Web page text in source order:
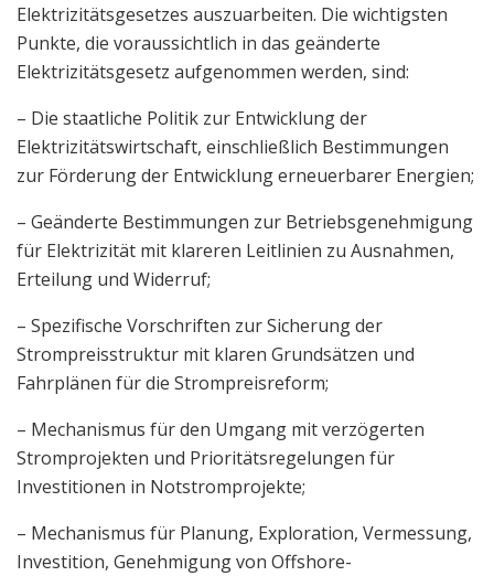
Elektrizitätsgesetzes auszuarbeiten. Die wichtigsten
Punkte, die voraussichtlich in das geänderte
Elektrizitätsgesetz aufgenommen werden, sind:
– Die staatliche Politik zur Entwicklung der
Elektrizitätswirtschaft, einschließlich Bestimmungen
zur Förderung der Entwicklung erneuerbarer Energien;
– Geänderte Bestimmungen zur Betriebsgenehmigung
für Elektrizität mit klareren Leitlinien zu Ausnahmen,
Erteilung und Widerruf;
– Spezifische Vorschriften zur Sicherung der
Strompreisstruktur mit klaren Grundsätzen und
Fahrplänen für die Strompreisreform;
– Mechanismus für den Umgang mit verzögerten
Stromprojekten und Prioritätsregelungen für
Investitionen in Notstromprojekte;
– Mechanismus für Planung, Exploration, Vermessung,
Investition, Genehmigung von Offshore-